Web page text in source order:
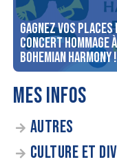
Gagnez vos
concert Hommage
Bohemian Harmony !
MES INFOS
AUTRES
CULTURE ET